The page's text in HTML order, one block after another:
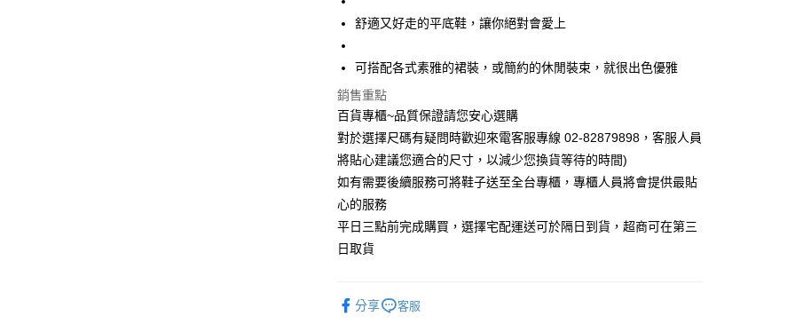
宅配
每筆NT$90，滿NT$1,000(含以上)免運費
舒適又好走的平底鞋，讓你絕對會愛上
可搭配各式素雅的裙裝，或簡約的休閒裝束，就很出色優雅
銷售重點
百貨專櫃~品質保證請您安心選購
對於選擇尺碼有疑問時歡迎來電客服專線 02-82879898，客服人員
將貼心建議您適合的尺寸，以減少您換貨等待的時間)
如有需要後續服務可將鞋子送至全台專櫃，專櫃人員將會提供最貼
心的服務
平日三點前完成購買，選擇宅配運送可於隔日到貨，超商可在第三
日取貨
分享 客服